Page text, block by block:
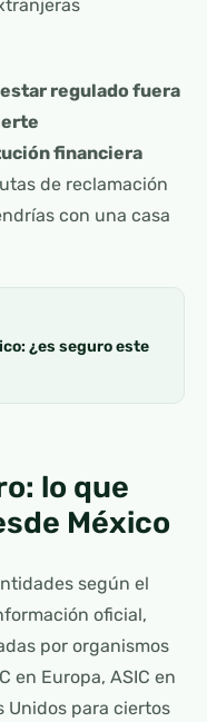
regulado fuera
financiera
de reclamación
con una casa
¿es seguro este
lo que
México
según el
oficial,
por organismos
en Europa, ASIC en
Unidos para ciertos